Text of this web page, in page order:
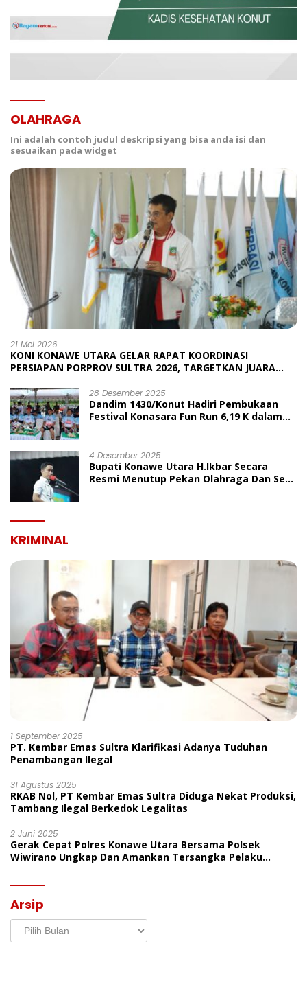
OLAHRAGA
Ini adalah contoh judul deskripsi yang bisa anda isi dan
sesuaikan pada widget
21 Mei 2026
KONI KONAWE UTARA GELAR RAPAT KOORDINASI
PERSIAPAN PORPROV SULTRA 2026, TARGETKAN JUARA
28 Desember 2025
Dandim 1430/Konut Hadiri Pembukaan
Festival Konasara Fun Run 6,19 K dalam
4 Desember 2025
Bupati Konawe Utara H.Ikbar Secara
Resmi Menutup Pekan Olahraga Dan Seni
KRIMINAL
1 September 2025
PT. Kembar Emas Sultra Klarifikasi Adanya Tuduhan
Penambangan Ilegal
31 Agustus 2025
RKAB Nol, PT Kembar Emas Sultra Diduga Nekat Produksi,
Tambang Ilegal Berkedok Legalitas
2 Juni 2025
Gerak Cepat Polres Konawe Utara Bersama Polsek
Wiwirano Ungkap Dan Amankan Tersangka Pelaku
Arsip
Arsip